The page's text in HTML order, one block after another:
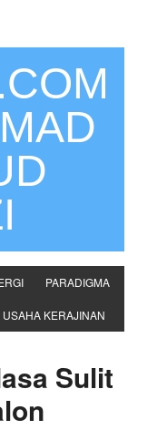
PARADIGMA
USAHA KERAJINAN
Sulit